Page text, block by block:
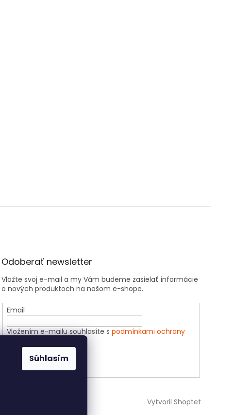
Súhlasím
Odoberať newsletter
Vložte svoj e-mail a my Vám budeme zasielať informácie
o nových produktoch na našom e-shope.
Email
Vložením e-mailu souhlasíte spodmínkami ochrany
PRIHLÁSIŤ SA
Vytvoril Shoptet